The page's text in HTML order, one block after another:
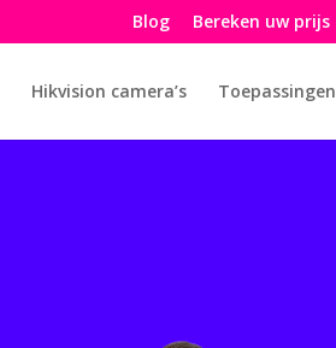
Blog Bereken uw prijs
Hikvision camera’s Toepassingen